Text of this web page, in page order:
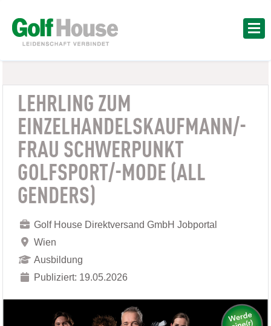
LEHRLING ZUM
EINZELHANDELSKAUFMANN/-
FRAU SCHWERPUNKT
GOLFSPORT/-MODE (ALL
GENDERS)
Golf House Direktversand GmbH Jobportal
Wien
Ausbildung
Publiziert: 19.05.2026